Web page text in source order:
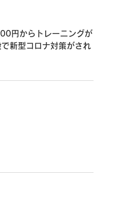
円からトレーニングが
新型コロナ対策がされ